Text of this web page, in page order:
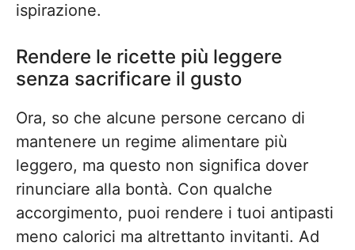
ispirazione.
Rendere le ricette più leggere
senza sacrificare il gusto
Ora, so che alcune persone cercano di
mantenere un regime alimentare più
leggero, ma questo non significa dover
rinunciare alla bontà. Con qualche
accorgimento, puoi rendere i tuoi antipasti
meno calorici ma altrettanto invitanti. Ad